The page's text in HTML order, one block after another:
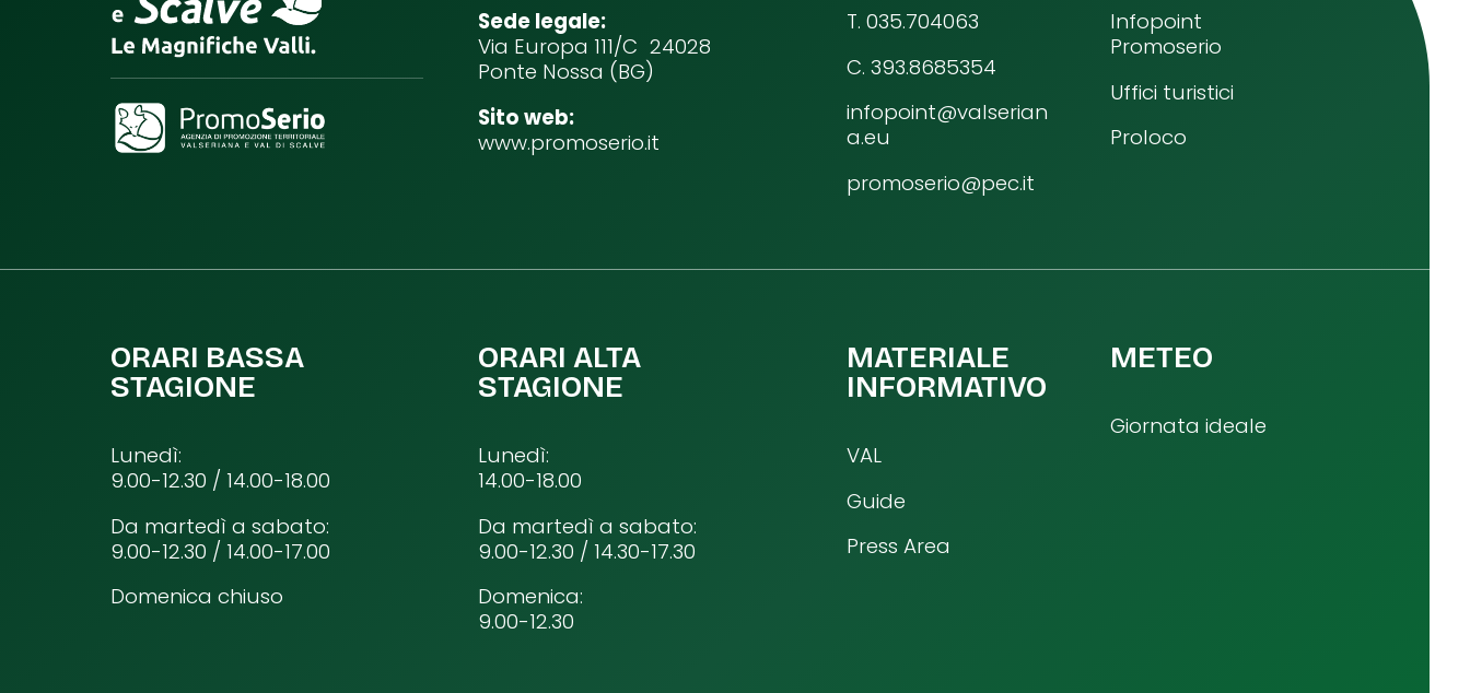
Sede legale:
Via Europa 111/C 24028
Ponte Nossa (BG)
Sito web:
www.promoserio.it
T. 035.704063
C. 393.8685354
infopoint@valserian
a.eu
promoserio@pec.it
Infopoint
Promoserio
Uffici turistici
Proloco
ORARI BASSA
STAGIONE
Lunedì:
9.00-12.30 / 14.00-18.00
Da martedì a sabato:
9.00-12.30 / 14.00-17.00
Domenica chiuso
ORARI ALTA
STAGIONE
Lunedì:
14.00-18.00
Da martedì a sabato:
9.00-12.30 / 14.30-17.30
Domenica:
9.00-12.30
MATERIALE
INFORMATIVO
VAL
Guide
Press Area
METEO
Giornata ideale